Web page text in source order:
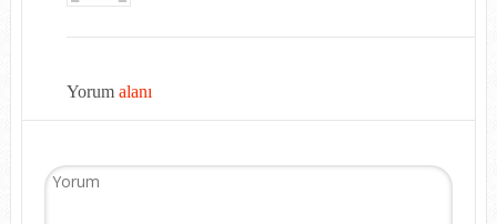
Yorum alanı